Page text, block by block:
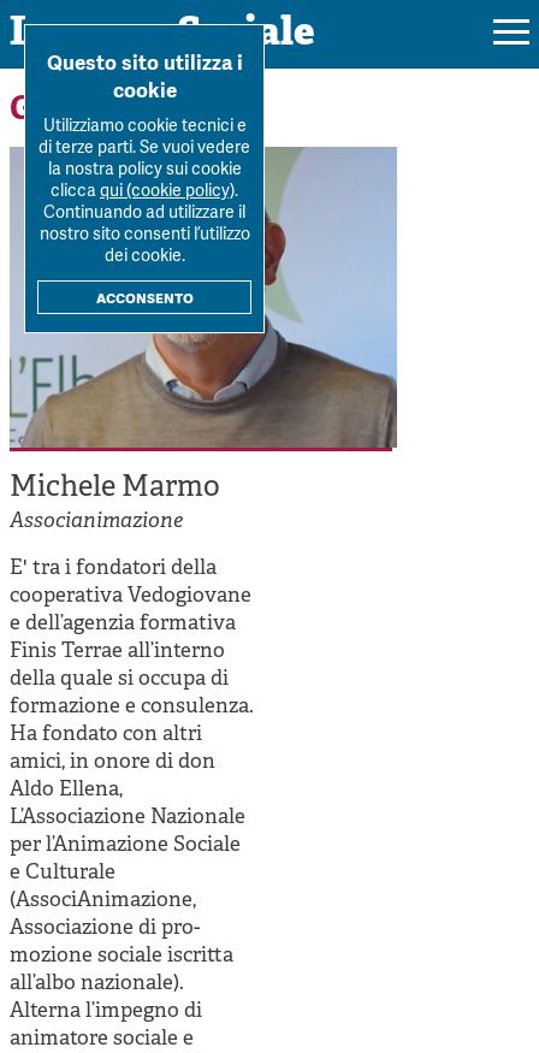
Impresa Sociale
Rivista
Ultimo numero
La Rivista
Submission
Colophon
Autori
Archivio
Argomenti
Forum
Autori
Argomenti
Dossier
Tutti i dossier
Workshop Impresa Sociale 2021
Impresa sociale, reciprocità e sostenibilità
Innovazione sociale
Impresa sociale e democrazia
Acini di fuoco - Dossier Mezzogiorno
Valutazione e dintorni
Chi siamo
Contatti
Sostienici
Home Michele Marmo
Gli autori
Michele Marmo
Associanimazione
E' tra i fondatori della
cooperativa Vedogiovane
e dell’agenzia formativa
Finis Terrae all’interno
della quale si occupa di
formazione e consulenza.
Ha fondato con altri
amici, in onore di don
Aldo Ellena,
L’Associazione Nazionale
per l’Animazione Sociale
e Culturale
(AssociAnimazione,
Associazione di pro-
mozione sociale iscritta
all’albo nazionale).
Alterna l’impegno di
animatore sociale e
Questo sito utilizza i
cookie
Utilizziamo cookie tecnici e
di terze parti. Se vuoi vedere
la nostra policy sui cookie
cliccaqui (cookie policy).
Continuando ad utilizzare il
nostro sito consenti l’utilizzo
dei cookie.
acconsento